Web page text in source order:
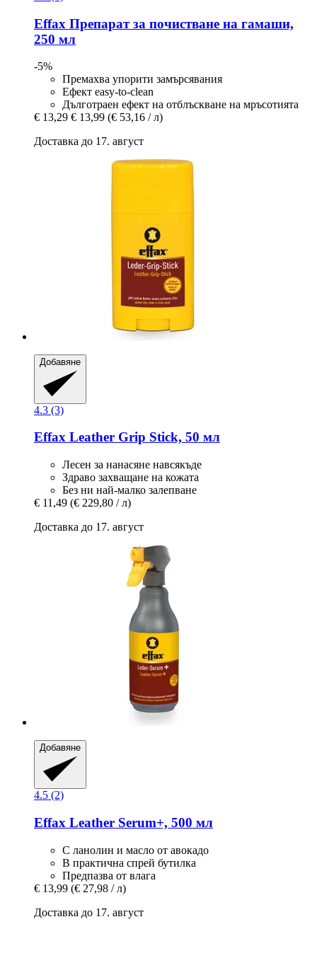
Effax Препарат за почистване на гамаши,
250 мл
-5%
Премахва упорити замърсявания
Ефект easy-to-clean
Дълготраен ефект на отблъскване на мръсотията
€ 13,29 € 13,99 (€ 53,16 / л)
Доставка до 17. август
Добавяне
4.3 (3)
Effax Leather Grip Stick, 50 мл
Лесен за нанасяне навсякъде
Здраво захващане на кожата
Без ни най-малко залепване
€ 11,49 (€ 229,80 / л)
Доставка до 17. август
Добавяне
4.5 (2)
Effax Leather Serum+, 500 мл
С ланолин и масло от авокадо
В практична спрей бутилка
Предпазва от влага
€ 13,99 (€ 27,98 / л)
Доставка до 17. август